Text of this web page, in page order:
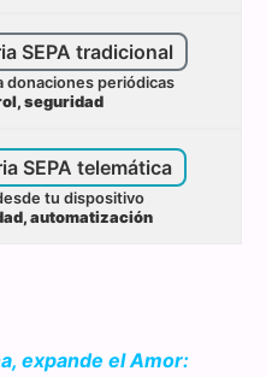
SEPA tradicional
donaciones periódicas
seguridad
SEPA telemática
tu dispositivo
automatización
expande el Amor: